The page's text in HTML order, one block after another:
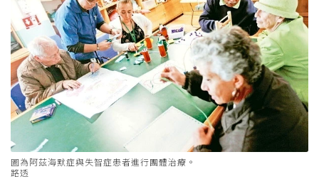
圖為阿茲海默症與失智症患者進行團體治療。
路透